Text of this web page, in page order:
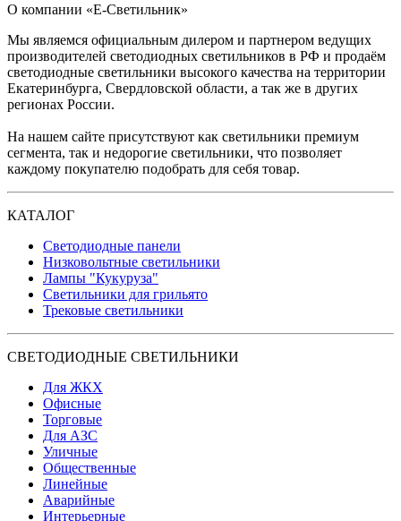
О компании «Е-Светильник»
Мы являемся официальным дилером и партнером ведущих
производителей светодиодных светильников в РФ и продаём
светодиодные светильники высокого качества на территории
Екатеринбурга, Свердловской области, а так же в других
регионах России.
На нашем сайте присутствуют как светильники премиум
сегмента, так и недорогие светильники, что позволяет
каждому покупателю подобрать для себя товар.
КАТАЛОГ
Светодиодные панели
Низковольтные светильники
Лампы "Кукуруза"
Светильники для грильято
Трековые светильники
СВЕТОДИОДНЫЕ СВЕТИЛЬНИКИ
Для ЖКХ
Офисные
Торговые
Для АЗС
Уличные
Общественные
Линейные
Аварийные
Интерьерные